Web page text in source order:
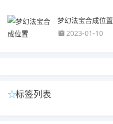
梦幻法宝合成位置
2023-01-10
标签列表